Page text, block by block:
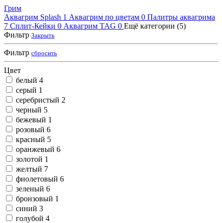
Грим
Аквагрим Splash 1 Аквагрим по цветам 0 Палитры аквагрима
7 Сплит-Кейки 0 Аквагрим TAG 0 Ещё категории (5)
Фильтр Закрыть
Фильтр сбросить
Цвет
белый 4
серый 1
серебристый 2
черный 5
бежевый 1
розовый 6
красный 5
оранжевый 6
золотой 1
желтый 7
фиолетовый 6
зеленый 6
бронзовый 1
синий 3
голубой 4